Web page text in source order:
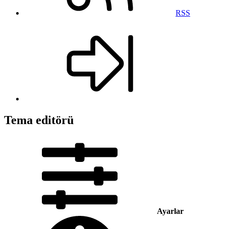
RSS
Tema editörü
Ayarlar